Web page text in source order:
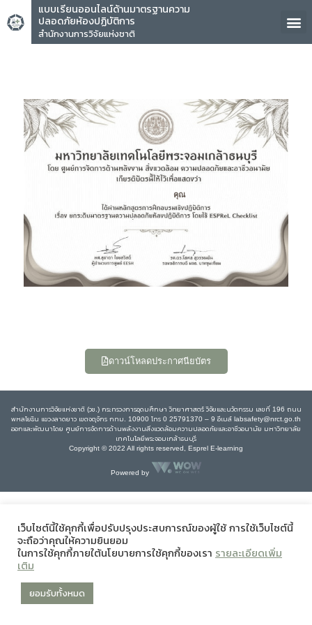
แบบเรียนออนไลน์ด้านมาตรฐานความ
ปลอดภัยห้องปฏิบัติการ
สำนักงานการวิจัยแห่งชาติ
คุณ
ดาวน์โหลดประกาศนียบัตร
สำนักงานการวิจัยแห่งชาติ (วช.) กระทรวงการอุดมศึกษา วิทยาศาสตร์ วิจัยและนวัตกรรม เลขที่ 196 ถนน
พหลโยธิน แขวงลาดยาว เขตจตุจักร กทม. 10900 โทร 0 25791370 – 9 อีเมล์ labsafety@nrct.go.th
ออกและพัฒนาโดย ศูนย์การจัดการด้านพลังงานสิ่งแวดล้อมความปลอดภัยและอาชีวอนามัย มหาวิทยาลัย
เทคโนโลยีพระจอมเกล้าธนบุรี
Copyright © 2022 All rights reserved, Esprel E-learning
Powered by
เว็บไซต์นี้ใช้คุกกี้เพื่อปรับปรุงประสบการณ์ของผู้ใช้ การใช้เว็บไซต์นี้
จะถือว่าคุณให้ความยินยอม
ในการใช้คุกกี้ภายใต้นโยบายการใช้คุกกี้ของเรา รายละเอียดเพิ่ม
เติม
ยอมรับทั้งหมด